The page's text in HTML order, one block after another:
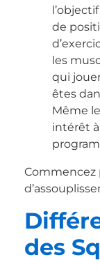
de
les
qui
êtes
Même
intérêt
Commencez
des